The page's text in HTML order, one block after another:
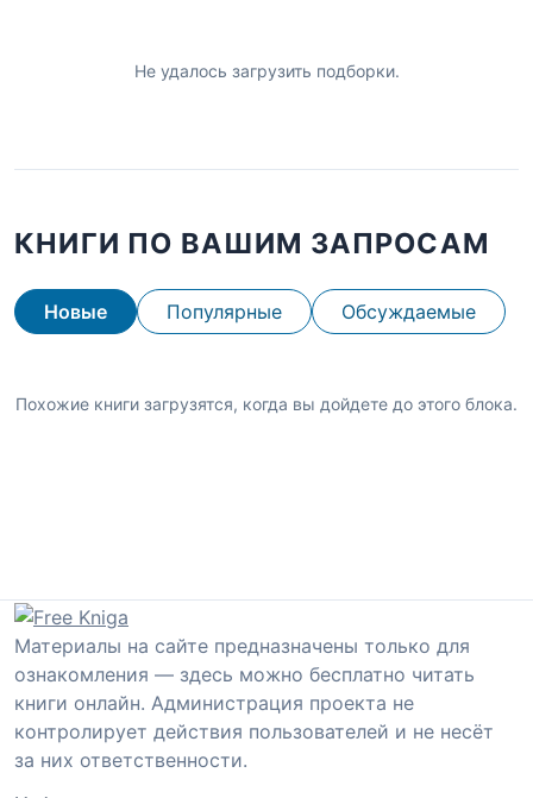
Не удалось загрузить подборки.
КНИГИ ПО ВАШИМ ЗАПРОСАМ
Новые Популярные Обсуждаемые
Похожие книги загрузятся, когда вы дойдете до этого блока.
Материалы на сайте предназначены только для
ознакомления — здесь можно бесплатно читать
книги онлайн. Администрация проекта не
контролирует действия пользователей и не несёт
за них ответственности.